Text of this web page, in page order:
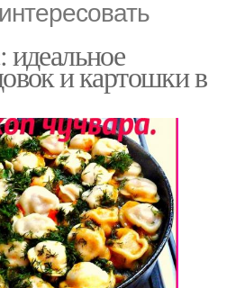
идеальное
и картошки в